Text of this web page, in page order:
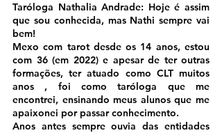
Taróloga Nathalia Andrade: Hoje é assim
que sou conhecida, mas Nathi sempre vai
bem!
Mexo com tarot desde os 14 anos, estou
com 36 (em 2022) e apesar de ter outras
formações, ter atuado como CLT muitos
anos , foi como taróloga que me
encontrei, ensinando meus alunos que me
apaixonei por passar conhecimento.
Anos antes sempre ouvia das entidades